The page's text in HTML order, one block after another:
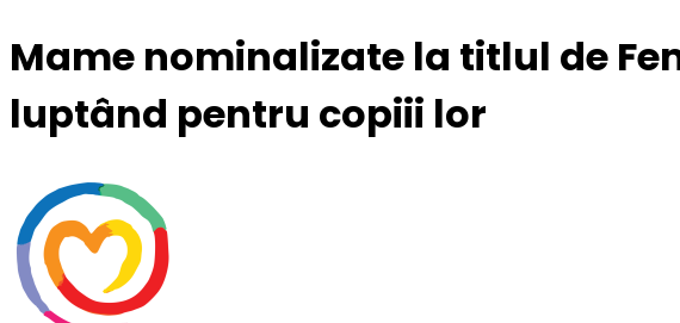
Mame nominalizate la titlul de
luptând pentru copiii lor